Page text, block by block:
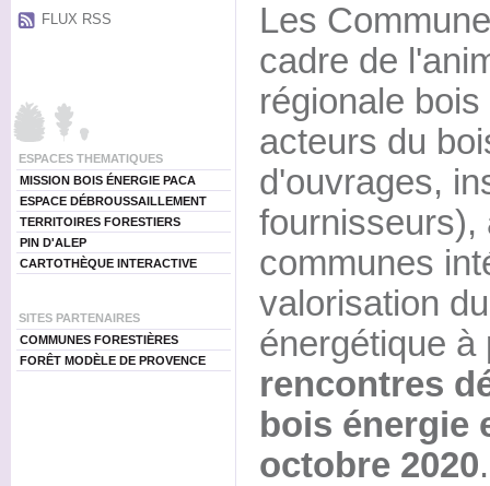
FLUX RSS
ESPACES THEMATIQUES
MISSION BOIS ÉNERGIE PACA
ESPACE DÉBROUSSAILLEMENT
TERRITOIRES FORESTIERS
PIN D'ALEP
CARTOTHÈQUE INTERACTIVE
SITES PARTENAIRES
COMMUNES FORESTIÈRES
FORÊT MODÈLE DE PROVENCE
Les
cadre de
régionale
acteurs du
d'ouvrages,
fournisseurs),
communes
valorisation
énergétique à
rencontres
bois énergie
octobre 2020.